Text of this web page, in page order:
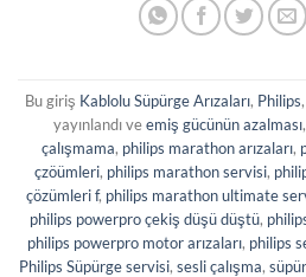
Bu giriş Kablolu Süpürge Arızaları, Philips,
yayınlandı veemiş gücünün azalması,
çalışmama, philips marathon arızaları,
çzöümleri, philips marathon servisi,
çözümleri f, philips marathon ultimate
philips powerpro çekiş düşü düştü,
philips powerpro motor arızaları, philips
Philips Süpürge servisi, sesli çalışma,